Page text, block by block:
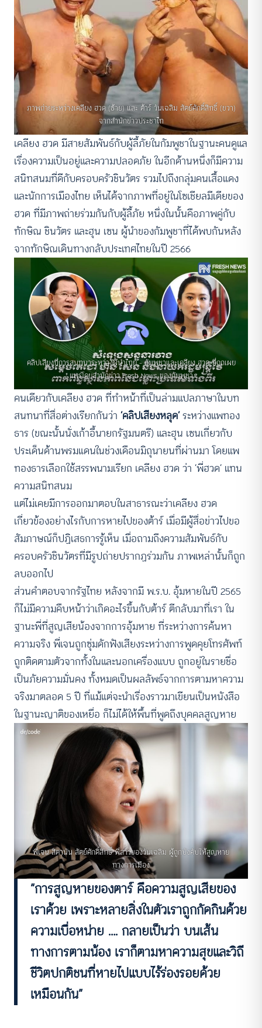
ภาพถ่ายระหว่างเคลียง ฮวด (ซ้าย) และ ต้าร์ วันเฉลิม สัตย์ศักดิ์สิทธิ์ (ขวา)
จากสำนักข่าวประชาไท
เคลียง ฮวด มีสายสัมพันธ์กับผู้ลี้ภัยในกัมพูชาในฐานะคนดูแล
เรื่องความเป็นอยู่และความปลอดภัย ในอีกด้านหนึ่งก็มีความ
สนิทสนมที่ดีกับครอบครัวชินวัตร รวมไปถึงกลุ่มคนเสื้อแดง
และนักการเมืองไทย เห็นได้จากภาพที่อยู่ในโซเชียลมีเดียของ
ฮวด ที่มีภาพถ่ายร่วมกันกับผู้ลี้ภัย หนึ่งในนั้นคือภาพคู่กับ
ทักษิณ ชินวัตร และฮุน เซน ผู้นำของกัมพูชาที่ได้พบกันหลัง
จากทักษิณเดินทางกลับประเทศไทยในปี 2566
คลิปเสียงที่การสนทนาระหว่างผู้นำไทย – กัมพูชาและเคลียง ฮวด ที่ถูกเผย
แพร่โดยสำนักข่าว Fresh News ของกัมพูชา
คนเดียวกับเคลียง ฮวด ที่ทำหน้าที่เป็นล่ามแปลภาษาในบท
สนทนาที่สื่อต่างเรียกกันว่า ‘คลิปเสียงหลุด’ระหว่างแพทอง
ธาร (ขณะนั้นนั่งเก้าอี้นายกรัฐมนตรี) และฮุน เซนเกี่ยวกับ
ประเด็นด้านพรมแดนในช่วงเดือนมิถุนายนที่ผ่านมา โดยแพ
ทองธารเลือกใช้สรรพนามเรียก เคลียง ฮวด ว่า ‘พี่ฮวด’ แทน
ความสนิทสนม
แต่ไม่เคยมีการออกมาตอบในสาธารณะว่าเคลียง ฮวด
เกี่ยวข้องอย่างไรกับการหายไปของต้าร์ เมื่อมีผู้สื่อข่าวไปขอ
สัมภาษณ์ก็ปฏิเสธการรู้เห็น เมื่อถามถึงความสัมพันธ์กับ
ครอบครัวชินวัตรที่มีรูปถ่ายปรากฏร่วมกัน ภาพเหล่านั้นก็ถูก
ลบออกไป
ส่วนคำตอบจากรัฐไทย หลังจากมี พ.ร.บ. อุ้มหายในปี 2565
ก็ไม่มีความคืบหน้าว่าเกิดอะไรขึ้นกับต้าร์ ตีกลับมาที่เรา ใน
ฐานะพี่ที่สูญเสียน้องจากการอุ้มหาย ที่ระหว่างการค้นหา
ความจริง พี่เจนถูกซุ่มดักฟังเสียงระหว่างการพูดคุยโทรศัพท์
ถูกติดตามตัวจากทั้งในและนอกเครื่องแบบ ถูกอยู่ในรายชื่อ
เป็นภัยความมั่นคง ทั้งหมดเป็นผลลัพธ์จากการตามหาความ
จริงมาตลอด 5 ปี ที่แม้แต่จะนำเรื่องราวมาเขียนเป็นหนังสือ
ในฐานะญาติของเหยื่อ ก็ไม่ได้ให้พื้นที่พูดถึงบุคคลสูญหาย
พี่เจน สิตานัน สัตย์ศักดิ์สิทธิ์ พี่สาวของวันเฉลิม ผู้ถูกบังคับให้สูญหาย
ทางการเมือง
“การสูญหายของตาร์ คือความสูญเสียของ
เราด้วย เพราะหลายสิ่งในตัวเราถูกกัดกินด้วย
ความเบื่อหน่าย …. กลายเป็นว่า บนเส้น
ทางการตามน้อง เราก็ตามหาความสุขและวิถี
ชีวิตปกติชนที่หายไปแบบไร้ร่องรอยด้วย
เหมือนกัน”